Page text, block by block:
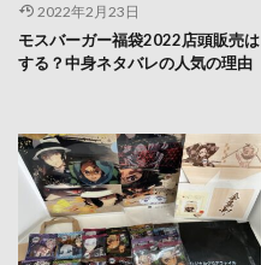
2022年2月23日
モスバーガー福袋2022店頭販売は
する？中身ネタバレの人気の理由